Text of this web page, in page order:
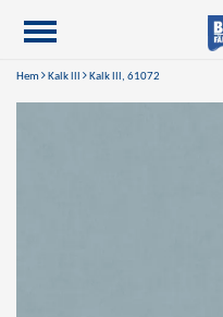
Hem Kalk lll Kalk lll, 61072